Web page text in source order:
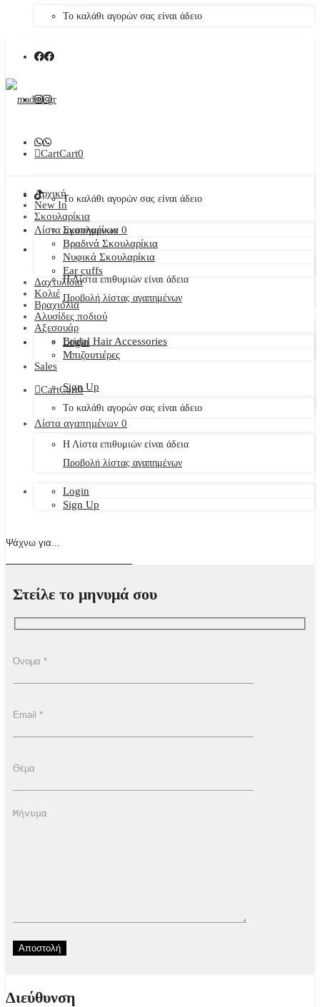
Το καλάθι αγορών σας είναι άδειο
CartCart0
Το καλάθι αγορών σας είναι άδειο
Λίστα αγαπημένων 0
Η Λίστα επιθυμιών είναι άδεια
Προβολή λίστας αγαπημένων
Login
Sign Up
Αρχική
New In
Σκουλαρίκια
Σκουλαρίκια
Βραδινά Σκουλαρίκια
Νυφικά Σκουλαρίκια
Ear cuffs
Δαχτυλίδια
Κολιέ
Βραχιόλια
Αλυσίδες ποδιού
Αξεσουάρ
Bridal Hair Accessories
Μπιζουτιέρες
Sales
CartCart0
Το καλάθι αγορών σας είναι άδειο
Λίστα αγαπημένων 0
Η Λίστα επιθυμιών είναι άδεια
Προβολή λίστας αγαπημένων
Login
Sign Up
Στείλε το μηνυμά σου
Διεύθυνση